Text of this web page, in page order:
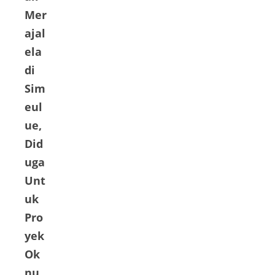
Mer
ajal
ela
di
Sim
eul
ue,
Did
uga
Unt
uk
Pro
yek
Ok